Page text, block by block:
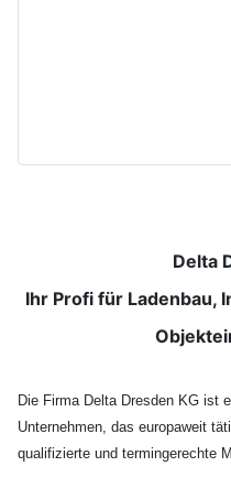
Delta
Ihr Profi für Ladenbau,
Die Firma Delta Dresden KG ist
Unternehmen, das europaweit
qualifizierte und termingerechte